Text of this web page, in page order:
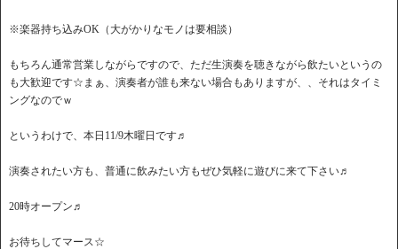
※楽器持ち込みOK（大がかりなモノは要相談）
もちろん通常営業しながらですので、ただ生演奏を聴きながら飲たいというの
も大歓迎です☆まぁ、演奏者が誰も来ない場合もありますが、、それはタイミ
ングなのでｗ
というわけで、本日11/9木曜日です♬
演奏されたい方も、普通に飲みたい方もぜひ気軽に遊びに来て下さい♬
20時オープン♬
お待ちしてマース☆